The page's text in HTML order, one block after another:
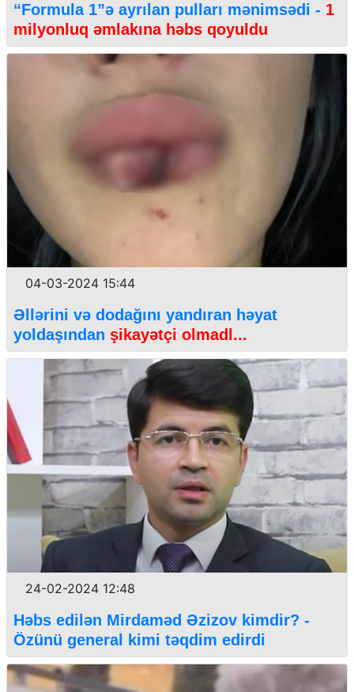
“Formula 1”ə ayrılan pulları mənimsədi - 1
milyonluq əmlakına həbs qoyuldu
04-03-2024 15:44
Əllərini və dodağını yandıran həyat
yoldaşından şikayətçi olmadl...
24-02-2024 12:48
Həbs edilən Mirdaməd Əzizov kimdir? -
Özünü general kimi təqdim edirdi